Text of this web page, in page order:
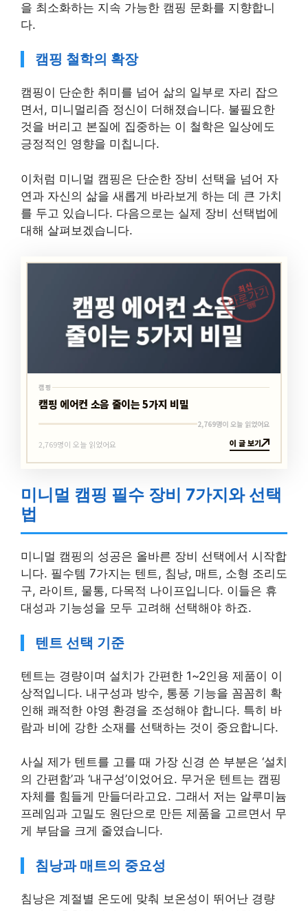
을 최소화하는 지속 가능한 캠핑 문화를 지향합니
다.
캠핑 철학의 확장
캠핑이 단순한 취미를 넘어 삶의 일부로 자리 잡으
면서, 미니멀리즘 정신이 더해졌습니다. 불필요한
것을 버리고 본질에 집중하는 이 철학은 일상에도
긍정적인 영향을 미칩니다.
이처럼 미니멀 캠핑은 단순한 장비 선택을 넘어 자
연과 자신의 삶을 새롭게 바라보게 하는 데 큰 가치
를 두고 있습니다. 다음으로는 실제 장비 선택법에
대해 살펴보겠습니다.
최신
바로가기
캠핑
캠핑
캠핑 에어컨 소음 줄이는 5가지 비밀
2,769명이 오늘 읽었어요
2,769명이 오늘 읽었어요 이 글 보기
미니멀 캠핑 필수 장비 7가지와 선택
법
미니멀 캠핑의 성공은 올바른 장비 선택에서 시작합
니다. 필수템 7가지는 텐트, 침낭, 매트, 소형 조리도
구, 라이트, 물통, 다목적 나이프입니다. 이들은 휴
대성과 기능성을 모두 고려해 선택해야 하죠.
텐트 선택 기준
텐트는 경량이며 설치가 간편한 1~2인용 제품이 이
상적입니다. 내구성과 방수, 통풍 기능을 꼼꼼히 확
인해 쾌적한 야영 환경을 조성해야 합니다. 특히 바
람과 비에 강한 소재를 선택하는 것이 중요합니다.
사실 제가 텐트를 고를 때 가장 신경 쓴 부분은 ‘설치
의 간편함’과 ‘내구성’이었어요. 무거운 텐트는 캠핑
자체를 힘들게 만들더라고요. 그래서 저는 알루미늄
프레임과 고밀도 원단으로 만든 제품을 고르면서 무
게 부담을 크게 줄였습니다.
침낭과 매트의 중요성
침낭은 계절별 온도에 맞춰 보온성이 뛰어난 경량